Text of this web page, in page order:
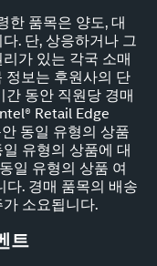
한 품목은 양도, 대
. 단, 상응하거나 그
가 있는 각국 소매
정보는 후원사의 단
동안 직원당 경매
Retail Edge
동일 유형의 상품
유형의 상품에 대
일 유형의 상품 여
다. 경매 품목의 배송
소요됩니다.
트